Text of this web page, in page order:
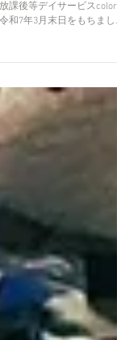
課後等デイサービスcolor
和7年3月末日をもちまし